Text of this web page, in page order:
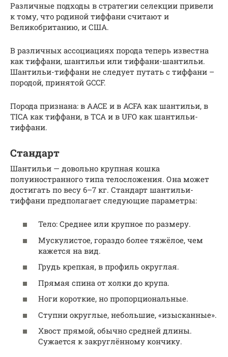
Различные подходы в стратегии селекции привели
к тому, что родиной тиффани считают и
Великобританию, и США.
В различных ассоциациях порода теперь известна
как тиффани, шантильи или тиффани-шантильи.
Шантильи-тиффани не следует путать с тиффани –
породой, принятой GCCF.
Порода признана: в AACE и в ACFA как шантильи, в
TICA как тиффани, в TCA и в UFO как шантильи-
тиффани.
Стандарт
Шантильи — довольно крупная кошка
полуиностранного типа телосложения. Она может
достигать по весу 6–7 кг. Стандарт шантильи-
тиффани предполагает следующие параметры:
Тело: Среднее или крупное по размеру.
Мускулистое, гораздо более тяжёлое, чем
кажется на вид.
Грудь крепкая, в профиль округлая.
Прямая спина от холки до крупа.
Ноги короткие, но пропорциональные.
Ступни округлые, небольшие, «изысканные».
Хвост прямой, обычно средней длины.
Сужается к закруглённому кончику.